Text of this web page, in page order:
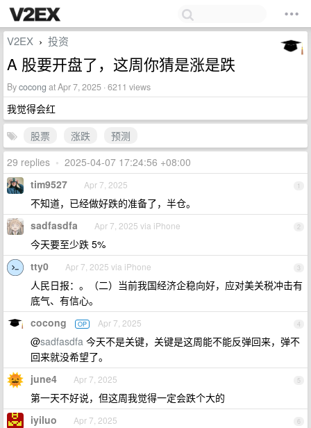
V2EX › 投资
A 股要开盘了，这周你猜是涨是跌
Bycocong at Apr 7, 2025 · 6211 views
我觉得会红
股票
涨跌
预测
29 replies • 2025-04-07 17:24:56 +08:00
1
tim9527 Apr 7, 2025
不知道，已经做好跌的准备了，半仓。
2
sadfasdfa Apr 7, 2025 via iPhone
今天要至少跌 5%
3
tty0 Apr 7, 2025 via iPhone
人民日报：。（二）当前我国经济企稳向好，应对美关税冲击有
底气、有信心。
4
cocong OP Apr 7, 2025
@sadfasdfa 今天不是关键，关键是这周能不能反弹回来，弹不
回来就没希望了。
5
june4 Apr 7, 2025
第一天不好说，但这周我觉得一定会跌个大的
6
iyiluo Apr 7, 2025